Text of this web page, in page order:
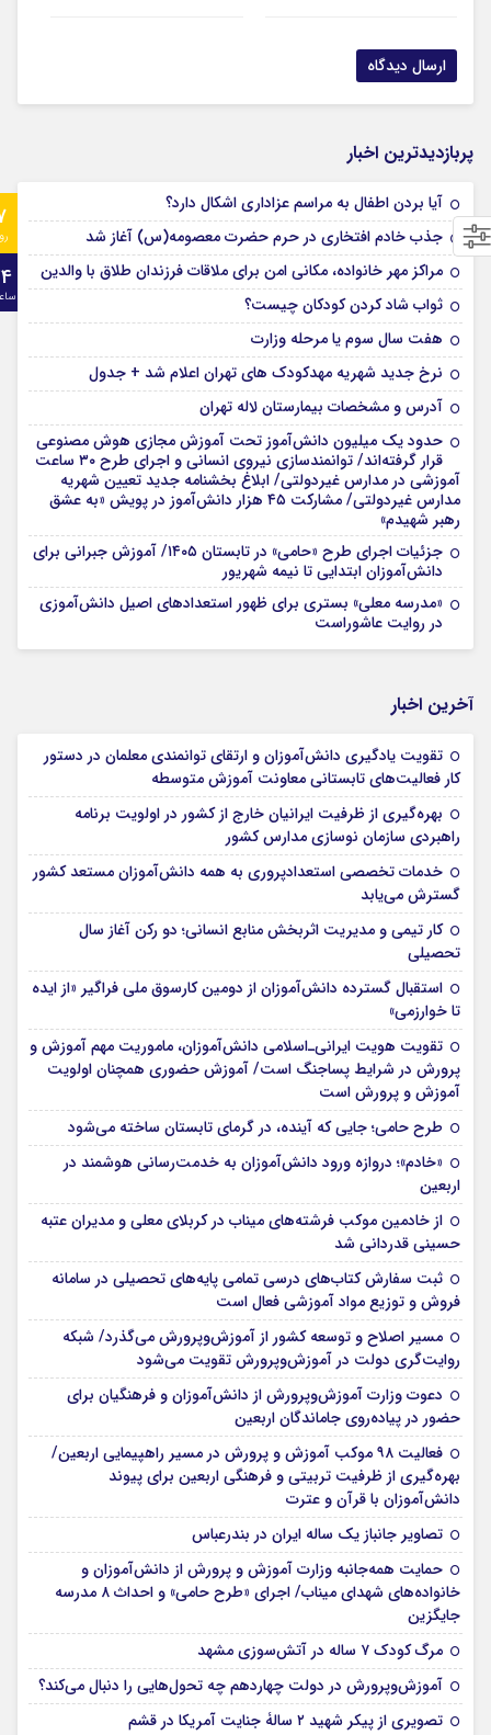
پربازدیدترین اخبار
آیا بردن اطفال به مراسم عزادارى اشکال دارد؟
جذب خادم افتخاری در حرم حضرت معصومه(س) آغاز شد
مراکز مهر خانواده، مکانی امن برای ملاقات فرزندان طلاق با والدین
ثواب شاد کردن کودکان چیست؟
هفت سال سوم یا مرحله وزارت
نرخ جدید شهریه مهدکودک های تهران اعلام شد + جدول
آدرس و مشخصات بیمارستان لاله تهران
حدود یک میلیون دانش‌آموز تحت آموزش مجازی هوش مصنوعی
قرار گرفته‌اند/ توانمندسازی نیروی انسانی و اجرای طرح ۳۰ ساعت
آموزشی در مدارس غیردولتی/ ابلاغ بخشنامه جدید تعیین شهریه
مدارس غیردولتی/ مشارکت ۴۵ هزار دانش‌آموز در پویش «به عشق
رهبر شهیدم»
جزئیات اجرای طرح «حامی» در تابستان ۱۴۰۵/ آموزش جبرانی برای
دانش‌آموزان ابتدایی تا نیمه شهریور
«مدرسه معلی» بستری برای ظهور استعدادهای اصیل دانش‌آموزی
در روایت عاشوراست
آخرین اخبار
تقویت یادگیری دانش‌آموزان و ارتقای توانمندی معلمان در دستور
کار فعالیت‌های تابستانی معاونت آموزش متوسطه
بهره‌گیری از ظرفیت ایرانیان خارج از کشور در اولویت برنامه
راهبردی سازمان نوسازی مدارس کشور
خدمات تخصصی استعدادپروری به همه دانش‌آموزان مستعد کشور
گسترش می‌یابد
کار تیمی و مدیریت اثربخش منابع انسانی؛ دو رکن آغاز سال
تحصیلی
استقبال گسترده دانش‌آموزان از دومین کارسوق ملی فراگیر «از ایده
تا خوارزمی»
تقویت هویت ایرانی‌ـ‌اسلامی دانش‌آموزان، ماموریت مهم آموزش و
پرورش در شرایط پساجنگ است/ آموزش حضوری همچنان اولویت
آموزش و پرورش است
طرح حامی؛ جایی که آینده، در گرمای تابستان ساخته می‌شود
«خادم»؛ دروازه ورود دانش‌آموزان به خدمت‌رسانی هوشمند در
اربعین
از خادمین موکب فرشته‌های میناب در کربلای معلی و مدیران عتبه
حسینی قدردانی شد
ثبت سفارش کتاب‌های درسی تمامی پایه‌های تحصیلی در سامانه
فروش و توزیع مواد آموزشی فعال است
مسیر اصلاح و توسعه کشور از آموزش‌وپرورش می‌گذرد/ شبکه
روایت‌‌گری دولت در آموزش‌وپرورش تقویت می‌شود
دعوت وزارت آموزش‌وپرورش از دانش‌آموزان و فرهنگیان برای
حضور در پیاده‌روی جاماندگان اربعین
فعالیت ۹۸ موکب آموزش و پرورش در مسیر راهپیمایی اربعین/
بهره‌گیری از ظرفیت تربیتی و فرهنگی اربعین برای پیوند
دانش‌آموزان با قرآن و عترت
تصاویر جانباز یک ساله ایران در بندرعباس
حمایت همه‌جانبه وزارت آموزش و پرورش از دانش‌آموزان و
خانواده‌های شهدای میناب/ اجرای «طرح حامی» و احداث ۸ مدرسه
جایگزین
مرگ کودک ۷ ساله در آتش‌سوزی مشهد
آموزش‌وپرورش در دولت چهاردهم چه تحول‌هایی را دنبال می‌کند؟
تصویری از پیکر شهید ۲ سالۀ جنایت آمریکا در قشم